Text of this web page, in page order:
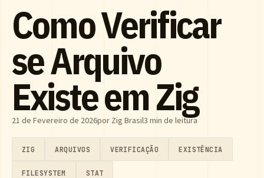
Como Verificar
se Arquivo
Existe em Zig
21 de Fevereiro de 2026por Zig Brasil3 min de leitura
ZIG ARQUIVOS VERIFICAÇÃO EXISTÊNCIA
FILESYSTEM STAT